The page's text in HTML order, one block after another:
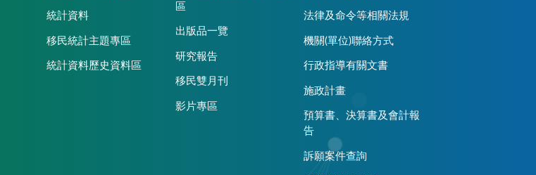
統計資料
移民統計主題專區
統計資料歷史資料區
區
出版品一覽
研究報告
移民雙月刊
影片專區
法律及命令等相關法規
機關(單位)聯絡方式
行政指導有關文書
施政計畫
預算書、決算書及會計報
告
訴願案件查詢